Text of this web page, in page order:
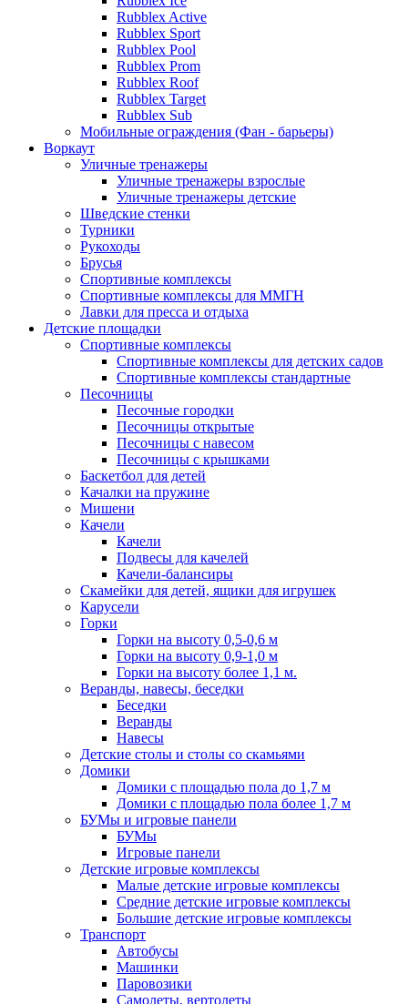
Rubblex Active
Rubblex Sport
Rubblex Pool
Rubblex Prom
Rubblex Roof
Rubblex Target
Rubblex Sub
Мобильные ограждения (Фан - барьеры)
Воркаут
Уличные тренажеры
Уличные тренажеры взрослые
Уличные тренажеры детские
Шведские стенки
Турники
Рукоходы
Брусья
Спортивные комплексы
Спортивные комплексы для ММГН
Лавки для пресса и отдыха
Детские площадки
Спортивные комплексы
Спортивные комплексы для детских садов
Спортивные комплексы стандартные
Песочницы
Песочные городки
Песочницы открытые
Песочницы с навесом
Песочницы с крышками
Баскетбол для детей
Качалки на пружине
Мишени
Качели
Качели
Подвесы для качелей
Качели-балансиры
Скамейки для детей, ящики для игрушек
Карусели
Горки
Горки на высоту 0,5-0,6 м
Горки на высоту 0,9-1,0 м
Горки на высоту более 1,1 м.
Веранды, навесы, беседки
Беседки
Веранды
Навесы
Детские столы и столы со скамьями
Домики
Домики с площадью пола до 1,7 м
Домики с площадью пола более 1,7 м
БУМы и игровые панели
БУМы
Игровые панели
Детские игровые комплексы
Малые детские игровые комплексы
Средние детские игровые комплексы
Большие детские игровые комплексы
Транспорт
Автобусы
Машинки
Паровозики
Самолеты, вертолеты